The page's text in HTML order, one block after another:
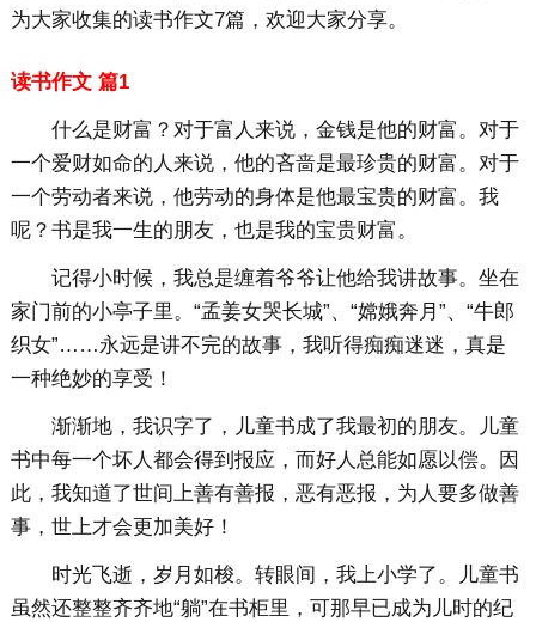
为大家收集的读书作文7篇，欢迎大家分享。
读书作文 篇1
什么是财富？对于富人来说，金钱是他的财富。对于
一个爱财如命的人来说，他的吝啬是最珍贵的财富。对于
一个劳动者来说，他劳动的身体是他最宝贵的财富。我
呢？书是我一生的朋友，也是我的宝贵财富。
记得小时候，我总是缠着爷爷让他给我讲故事。坐在
家门前的小亭子里。“孟姜女哭长城”、“嫦娥奔月”、“牛郎
织女”……永远是讲不完的故事，我听得痴痴迷迷，真是
一种绝妙的享受！
渐渐地，我识字了，儿童书成了我最初的朋友。儿童
书中每一个坏人都会得到报应，而好人总能如愿以偿。因
此，我知道了世间上善有善报，恶有恶报，为人要多做善
事，世上才会更加美好！
时光飞逝，岁月如梭。转眼间，我上小学了。儿童书
虽然还整整齐齐地“躺”在书柜里，可那早已成为儿时的纪